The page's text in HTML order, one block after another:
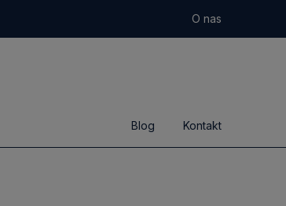
O nas
Blog Kontakt